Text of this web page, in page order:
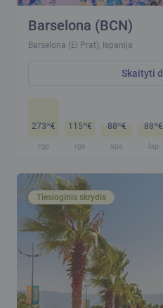
Barselona (BCN)
Barselona (El Prat), Ispanija
Skaityti
27399€
rgp
11599€
rgs
8899€
spa
8899€
lap
Tiesioginis skrydis